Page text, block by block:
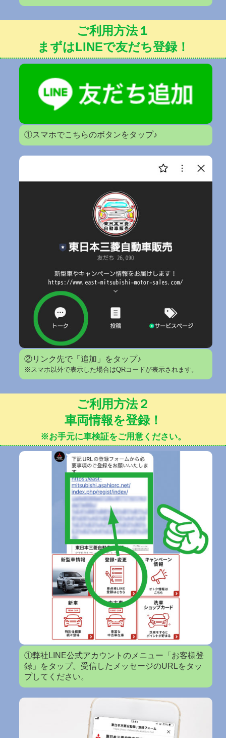
ご利用方法１
まずはLINEで友だち登録！
①スマホでこちらのボタンをタップ♪
②リンク先で「追加」をタップ♪
※スマホ以外で表示した場合はQRコードが表示されます。
ご利用方法２
車両情報を登録！
※お手元に車検証をご用意ください。
①弊社LINE公式アカウントのメニュー「お客様登
録」をタップ。受信したメッセージのURLをタッ
プしてください。